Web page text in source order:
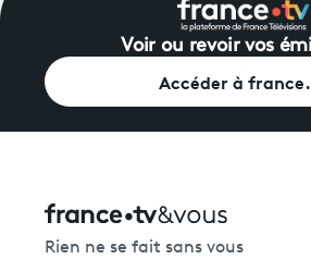
Voir ou revoir vos
Accéder à
Rien ne se fait sans vous